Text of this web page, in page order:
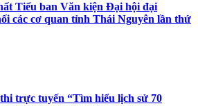
Tiểu ban Văn kiện Đại hội đại
các cơ quan tỉnh Thái Nguyên lần thứ
trực tuyến “Tìm hiểu lịch sử 70